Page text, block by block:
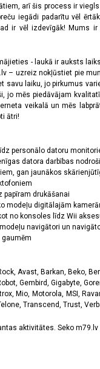
arī šis process ir
iegādi padarītu vēl
ir vēl izdevīgāk! Mums
- laukā ir auksts
– uzreiz nokļūstiet pie
savu laiku, jo pirkumus
jo mēs piedāvājam
veikalā un mēs
ātri!
personālo datoru
datora darbības
gan jaunākos
papīram drukāšanai
modeļu digitālajām
no konsoles līdz Wii
navigātori un
Avast, Barkan, Beko,
Gembird, Gigabyte,
Mio, Motorola, MSI,
Transcend, Trust,
aktivitātes. Seko